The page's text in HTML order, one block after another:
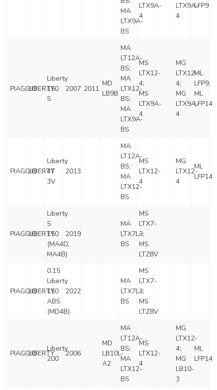
MA
LTX9A-
BS
LTX9A-
4
LTX9A-
4
LFP9
PIAGGIOLIBERTY
Liberty
150
S
2007 2011
MD
LB9B
MA
LT12A-
BS;
MA
LTX12-
BS;
MA
LTX9A-
BS
MS
LTX12-
4;
MS
LTX9A-
4
MG
LTX12-
4;
MG
LTX9A-
4
ML
LFP9;
ML
LFP14
PIAGGIOLIBERTY
Liberty
4T
3V
2013
MA
LT12A-
BS;
MA
LTX12-
BS
MS
LTX12-
4
MG
LTX12-
4
ML
LFP14
PIAGGIOLIBERTY
Liberty
S
150
(MA4D,
MA4B)
2019
MA
LTX7L-
BS
MS
LTX7-
3;
MS
LTZ8V
PIAGGIOLIBERTY
0.15
Liberty
150
ABS
(MD4B)
2022
MA
LTX7L-
BS
MS
LTX7-
3;
MS
LTZ8V
PIAGGIOLIBERTY
Liberty
200
2006
MD
LB10L-
A2
MA
LT12A-
BS;
MA
LTX12-
BS
MS
LTX12-
4
MG
LTX12-
4;
MG
LB10-
3
ML
LFP14